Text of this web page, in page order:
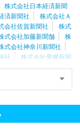
株式会社日本経済新聞
済新聞社
株式会社Ａ
会社佐賀新聞社
株式
式会社加藤新聞舗
株
式会社神奈川新聞社
社
株式会社愛媛新聞
東京本社
株式会社東
刊三重新聞社
株式会
山陽新聞社